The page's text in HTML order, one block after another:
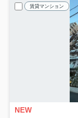
賃貸マンション
NEW